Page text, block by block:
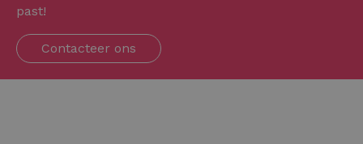
past!
Contacteer ons